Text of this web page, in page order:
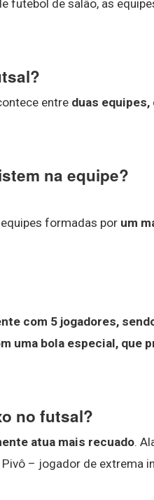
futebol de salão, as
entre duas equipes,
na equipe?
formadas por um
com 5 jogadores,
uma bola especial, que
no futsal?
atua mais recuado.
– jogador de extrema